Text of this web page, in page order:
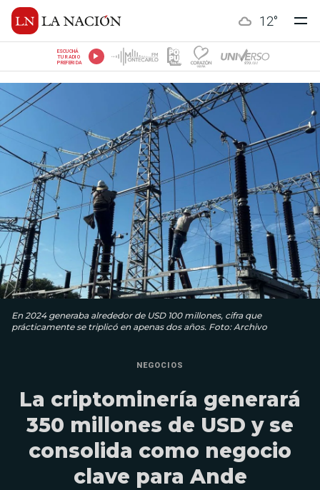
12°
ESCUCHÁ
TU RADIO
PREFERIDA
En 2024 generaba alrededor de USD 100 millones, cifra que
prácticamente se triplicó en apenas dos años. Foto: Archivo
NEGOCIOS
La criptominería generará
350 millones de USD y se
consolida como negocio
clave para Ande